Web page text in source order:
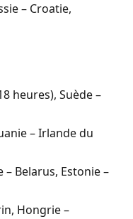
– Croatie,
heures), Suède –
– Irlande du
Belarus, Estonie –
Hongrie –